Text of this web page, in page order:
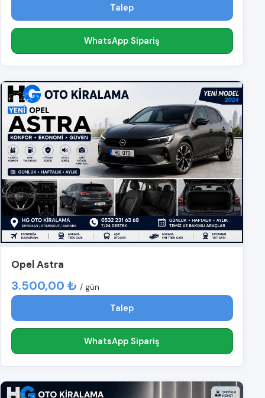
Talep
WhatsApp Sipariş
Opel Astra
3.500,00 ₺ / gün
Talep
WhatsApp Sipariş